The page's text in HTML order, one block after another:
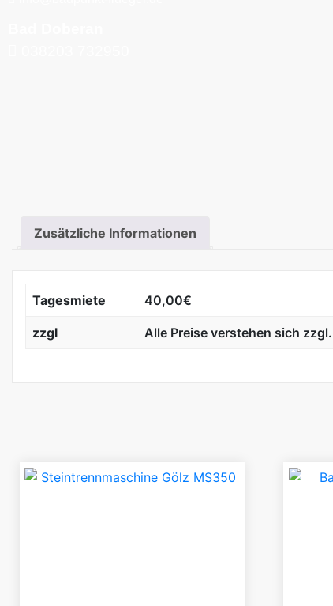
Zusätzliche Informationen
Tagesmiete 40,00€
zzgl Alle Preise verstehen sich